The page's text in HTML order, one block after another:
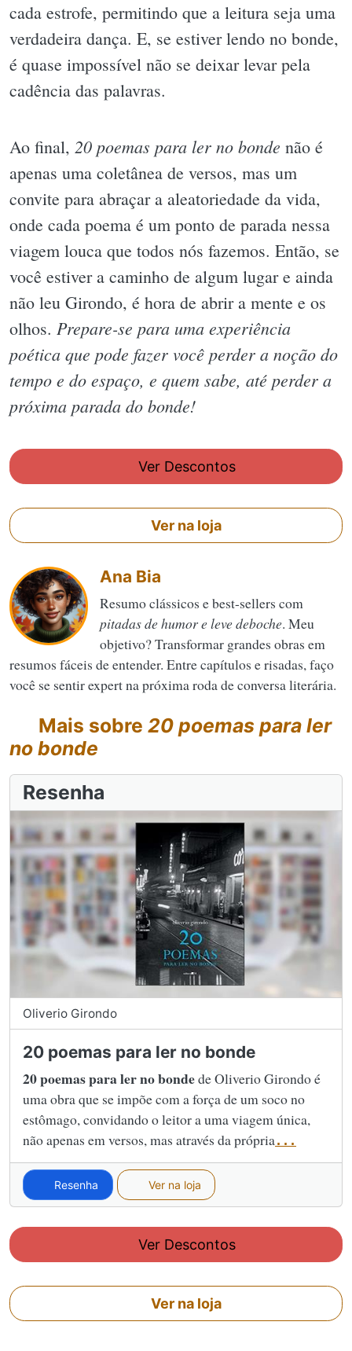
cada estrofe, permitindo que a leitura seja uma
verdadeira dança. E, se estiver lendo no bonde,
é quase impossível não se deixar levar pela
cadência das palavras.
Ao final, 20 poemas para ler no bonde não é
apenas uma coletânea de versos, mas um
convite para abraçar a aleatoriedade da vida,
onde cada poema é um ponto de parada nessa
viagem louca que todos nós fazemos. Então, se
você estiver a caminho de algum lugar e ainda
não leu Girondo, é hora de abrir a mente e os
olhos. Prepare-se para uma experiência
poética que pode fazer você perder a noção do
tempo e do espaço, e quem sabe, até perder a
próxima parada do bonde!
Ver Descontos
Ver na loja
Ana Bia
Resumo clássicos e best-sellers com
pitadas de humor e leve deboche. Meu
objetivo? Transformar grandes obras em
resumos fáceis de entender. Entre capítulos e risadas, faço
você se sentir expert na próxima roda de conversa literária.
Mais sobre 20 poemas para ler
no bonde
Resenha
Oliverio Girondo
20 poemas para ler no bonde
20 poemas para ler no bondede Oliverio Girondo é
uma obra que se impõe com a força de um soco no
estômago, convidando o leitor a uma viagem única,
não apenas em versos, mas através da própria...
Resenha Ver na loja
Ver Descontos
Ver na loja